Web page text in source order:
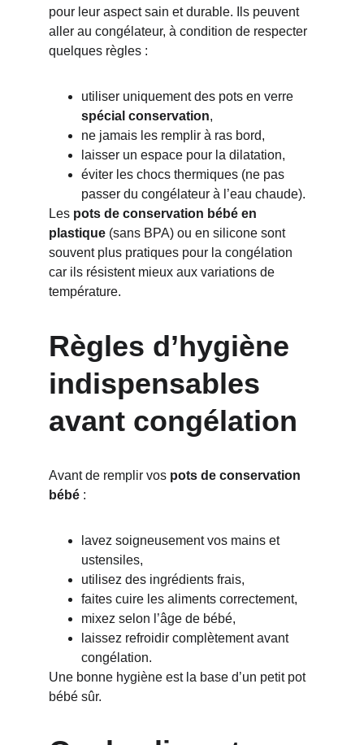
pour leur aspect sain et durable. Ils peuvent
aller au congélateur, à condition de respecter
quelques règles :
utiliser uniquement des pots en verre
spécial conservation,
ne jamais les remplir à ras bord,
laisser un espace pour la dilatation,
éviter les chocs thermiques (ne pas
passer du congélateur à l’eau chaude).
Les pots de conservation bébé en
plastique (sans BPA) ou en silicone sont
souvent plus pratiques pour la congélation
car ils résistent mieux aux variations de
température.
Règles d’hygiène
indispensables
avant congélation
Avant de remplir vos pots de conservation
bébé :
lavez soigneusement vos mains et
ustensiles,
utilisez des ingrédients frais,
faites cuire les aliments correctement,
mixez selon l’âge de bébé,
laissez refroidir complètement avant
congélation.
Une bonne hygiène est la base d’un petit pot
bébé sûr.